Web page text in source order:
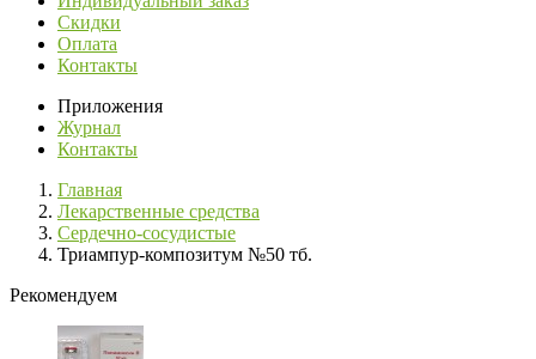
Скидки
Оплата
Контакты
Приложения
Журнал
Контакты
Главная
Лекарственные средства
Сердечно-сосудистые
Триампур-композитум №50 тб.
Рекомендуем